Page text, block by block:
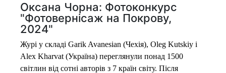
Оксана Чорна: Фотоконкурс
"Фотовернісаж на Покрову,
2024"
Журі у складі Garik Avanesian (Чехія), Oleg Kutskiy і
Alex Kharvat (Україна) переглянули понад 1500
світлин від сотні авторів з 7 країн світу. Після